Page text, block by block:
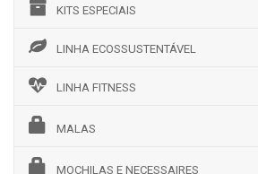
KITS ESPECIAIS
LINHA ECOSSUSTENTÁVEL
LINHA FITNESS
MALAS
MOCHILAS E NECESSAIRES